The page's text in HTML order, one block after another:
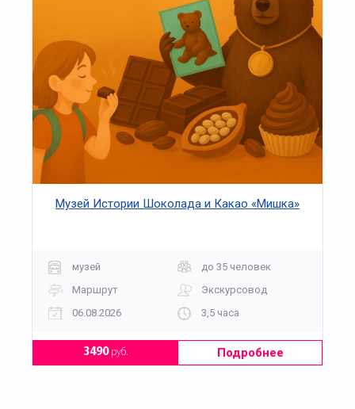
Музей Истории Шоколада и Какао «Мишка»
музей
до 35 человек
Маршрут
Экскурсовод
06.08.2026
3,5 часа
3490руб. Подробнее